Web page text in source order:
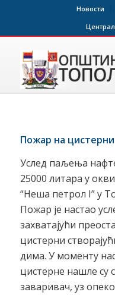
Новости
Пожар на
Услед паљења
25000 литара у
“Неша петрол I” у
Пожар је настао
захватајући
цистерни
дима. У моменту
цистерне нашле су
заваривач, уз